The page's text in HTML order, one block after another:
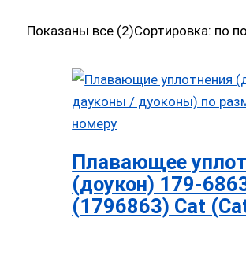
Показаны все (2)Сортировка: по
Плавающее
(доукон) 179-
(1796863) Cat